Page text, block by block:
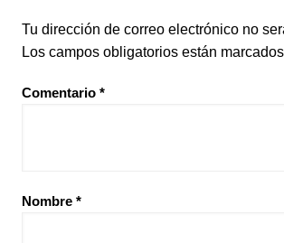
Tu dirección de correo electrónico no
Los campos obligatorios están
Comentario *
Nombre *